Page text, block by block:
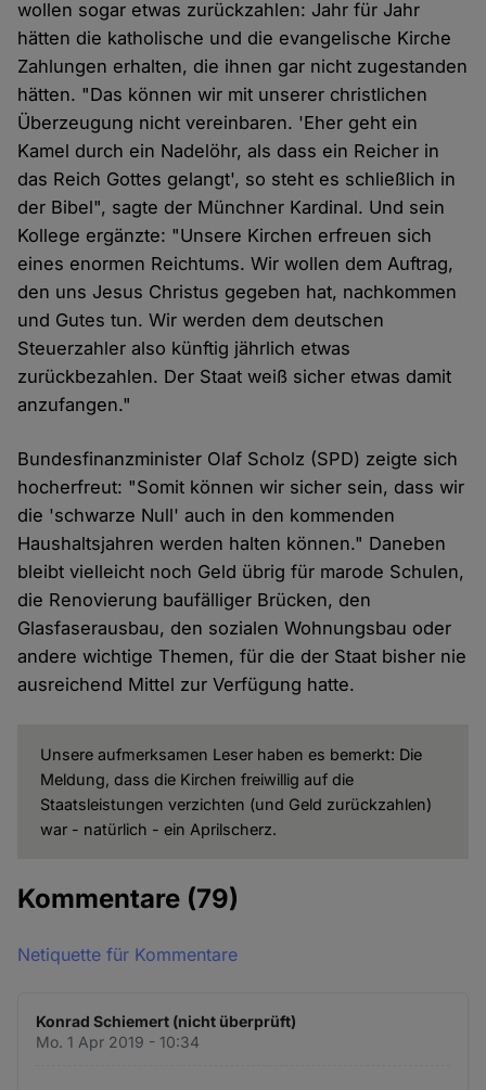
wollen sogar etwas zurückzahlen: Jahr für Jahr
hätten die katholische und die evangelische Kirche
Zahlungen erhalten, die ihnen gar nicht zugestanden
hätten. "Das können wir mit unserer christlichen
Überzeugung nicht vereinbaren. 'Eher geht ein
Kamel durch ein Nadelöhr, als dass ein Reicher in
das Reich Gottes gelangt', so steht es schließlich in
der Bibel", sagte der Münchner Kardinal. Und sein
Kollege ergänzte: "Unsere Kirchen erfreuen sich
eines enormen Reichtums. Wir wollen dem Auftrag,
den uns Jesus Christus gegeben hat, nachkommen
und Gutes tun. Wir werden dem deutschen
Steuerzahler also künftig jährlich etwas
zurückbezahlen. Der Staat weiß sicher etwas damit
anzufangen."
Bundesfinanzminister Olaf Scholz (SPD) zeigte sich
hocherfreut: "Somit können wir sicher sein, dass wir
die 'schwarze Null' auch in den kommenden
Haushaltsjahren werden halten können." Daneben
bleibt vielleicht noch Geld übrig für marode Schulen,
die Renovierung baufälliger Brücken, den
Glasfaserausbau, den sozialen Wohnungsbau oder
andere wichtige Themen, für die der Staat bisher nie
ausreichend Mittel zur Verfügung hatte.
Unsere aufmerksamen Leser haben es bemerkt: Die
Meldung, dass die Kirchen freiwillig auf die
Staatsleistungen verzichten (und Geld zurückzahlen)
war - natürlich - ein Aprilscherz.
Kommentare (79)
Netiquette für Kommentare
Konrad Schiemert (nicht überprüft)
Mo. 1 Apr 2019 - 10:34